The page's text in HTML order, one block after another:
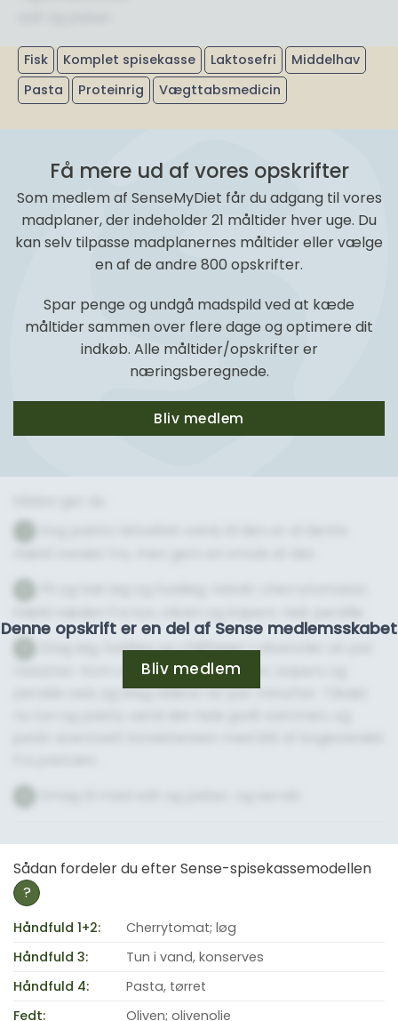
Fisk Komplet spisekasse Laktosefri
Middelhav
Pasta
Proteinrig Vægttabsmedicin
Få mere ud af vores opskrifter
Som medlem af SenseMyDiet får du adgang til vores
madplaner, der indeholder 21 måltider hver uge. Du
kan selv tilpasse madplanernes måltider eller vælge
en af de andre 800 opskrifter.
Spar penge og undgå madspild ved at kæde
måltider sammen over flere dage og optimere dit
indkøb. Alle måltider/opskrifter er
næringsberegnede.
Bliv medlem
Denne opskrift er en del af Sense medlemsskabet
Bliv medlem
Steg løg, hvidløg og chiliflager i olivenolie i et par
minutter. Kom cherrytomater, oliven, kapers og
persille ved, og steg videre i et par minutter. Tilsæt
Sådan fordeler du efter Sense-spisekassemodellen
?
Håndfuld 1+2:
Cherrytomat; løg
Håndfuld 3:
Tun i vand, konserves
Håndfuld 4:
Pasta, tørret
Fedt:
Oliven; olivenolie